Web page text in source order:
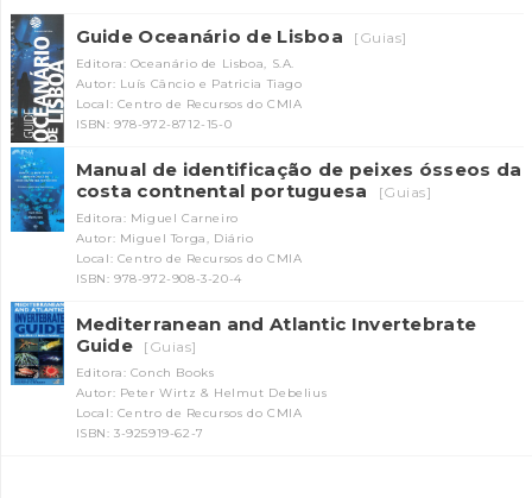
Guide Oceanário de Lisboa [Guias]
Editora: Oceanário de Lisboa, S.A.
Autor: Luís Câncio e Patricia Tiago
Local: Centro de Recursos do CMIA
ISBN: 978-972-8712-15-0
Manual de identificação de peixes ósseos da
costa contnental portuguesa
[Guias]
Editora: Miguel Carneiro
Autor: Miguel Torga, Diário
Local: Centro de Recursos do CMIA
ISBN: 978-972-908-3-20-4
Mediterranean and Atlantic Invertebrate
Guide
[Guias]
Editora: Conch Books
Autor: Peter Wirtz & Helmut Debelius
Local: Centro de Recursos do CMIA
ISBN: 3-925919-62-7